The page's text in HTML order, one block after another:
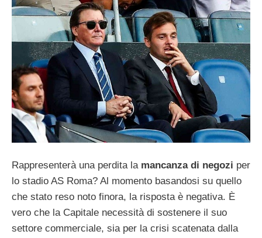
Rappresenterà una perdita la mancanza di negozi per
lo stadio AS Roma? Al momento basandosi su quello
che stato reso noto finora, la risposta è negativa. È
vero che la Capitale necessità di sostenere il suo
settore commerciale, sia per la crisi scatenata dalla